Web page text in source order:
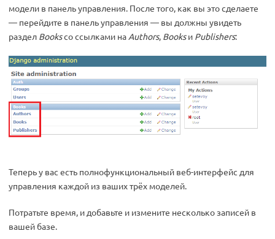
модели в панель управления. После того, как вы это сделаете
— перейдите в панель управления — вы должны увидеть
раздел Booksсо ссылками на Authors, Booksи Publishers:
Теперь у вас есть полнофункциональный веб-интерфейс для
управления каждой из ваших трёх моделей.
Потратьте время, и добавьте и измените несколько записей в
вашей базе.